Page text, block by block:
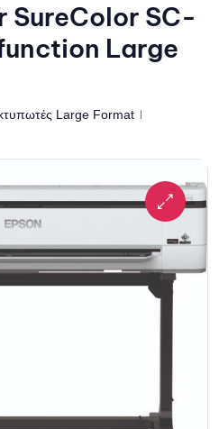
SureColor SC-
Large
Large Format